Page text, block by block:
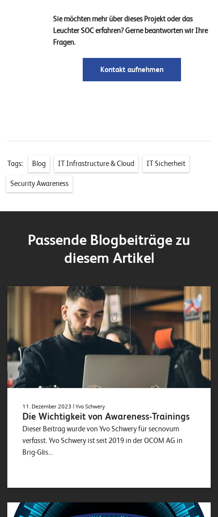
Sie möchten mehr über dieses Projekt oder das
Leuchter SOC erfahren? Gerne beantworten wir Ihre
Fragen.
Kontakt aufnehmen
Tags: Blog IT Infrastructure & Cloud IT Sicherheit
Security Awareness
Passende Blogbeiträge zu
diesem Artikel
11. Dezember 2023 | Yvo Schwery
Die Wichtigkeit von Awareness-Trainings
Dieser Beitrag wurde von Yvo Schwery für secnovum
verfasst. Yvo Schwery ist seit 2019 in der OCOM AG in
Brig-Glis...